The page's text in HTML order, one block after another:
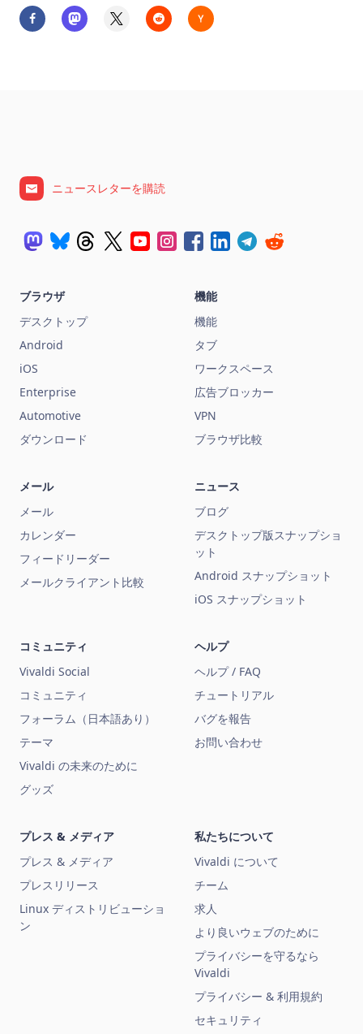
ニュースレターを購読
ブラウザ
デスクトップ
Android
iOS
Enterprise
Automotive
ダウンロード
機能
機能
タブ
ワークスペース
広告ブロッカー
VPN
ブラウザ比較
メール
メール
カレンダー
フィードリーダー
メールクライアント比較
ニュース
ブログ
デスクトップ版スナップショ
ット
Android スナップショット
iOS スナップショット
コミュニティ
Vivaldi Social
コミュニティ
フォーラム（日本語あり）
テーマ
Vivaldi の未来のために
グッズ
ヘルプ
ヘルプ / FAQ
チュートリアル
バグを報告
お問い合わせ
プレス & メディア
プレス & メディア
プレスリリース
Linux ディストリビューショ
ン
私たちについて
Vivaldi について
チーム
求人
より良いウェブのために
プライバシーを守るなら
Vivaldi
プライバシー & 利用規約
セキュリティ